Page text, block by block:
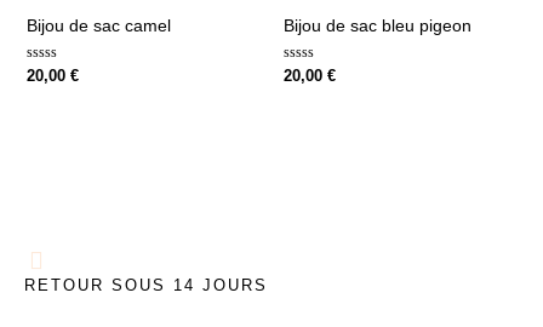
Bijou de sac camel
Note
20,00 €
Bijou de sac bleu pigeon
Note
20,00 €
RETOUR SOUS 14 JOURS